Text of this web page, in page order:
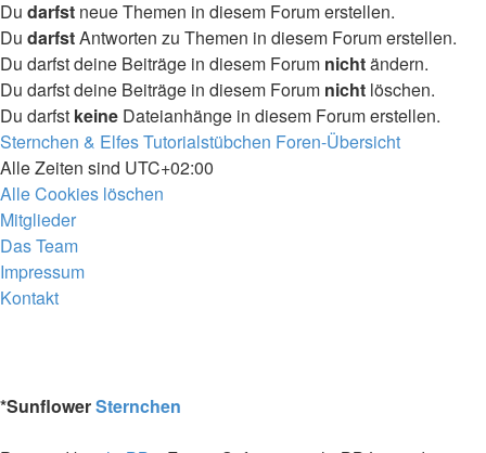
Du darfst neue Themen in diesem Forum erstellen.
Du darfstAntworten zu Themen in diesem Forum erstellen.
Du darfst deine Beiträge in diesem Forum nichtändern.
Du darfst deine Beiträge in diesem Forum nicht löschen.
Du darfst keine Dateianhänge in diesem Forum erstellen.
Sternchen & Elfes Tutorialstübchen Foren-Übersicht
Alle Zeiten sind UTC+02:00
Alle Cookies löschen
Mitglieder
Das Team
Impressum
Kontakt
*SunflowerSternchen